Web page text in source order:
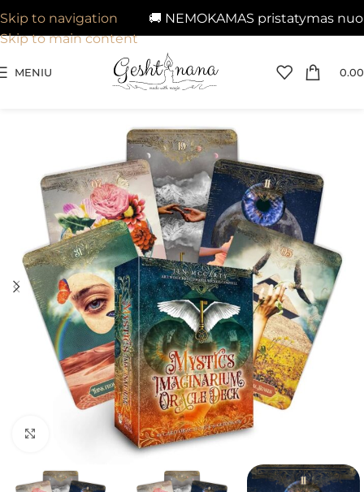
🚚 NEMOKAMAS pristatymas nuo
Skip to navigation
Skip to main content
MENIU 0.00
Spustelėkite, kad padidintumėte